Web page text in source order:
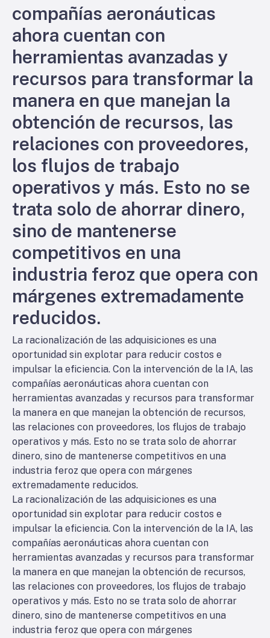
compañías aeronáuticas
ahora cuentan con
herramientas avanzadas y
recursos para transformar la
manera en que manejan la
obtención de recursos, las
relaciones con proveedores,
los flujos de trabajo
operativos y más. Esto no se
trata solo de ahorrar dinero,
sino de mantenerse
competitivos en una
industria feroz que opera con
márgenes extremadamente
reducidos.
La racionalización de las adquisiciones es una
oportunidad sin explotar para reducir costos e
impulsar la eficiencia. Con la intervención de la IA, las
compañías aeronáuticas ahora cuentan con
herramientas avanzadas y recursos para transformar
la manera en que manejan la obtención de recursos,
las relaciones con proveedores, los flujos de trabajo
operativos y más. Esto no se trata solo de ahorrar
dinero, sino de mantenerse competitivos en una
industria feroz que opera con márgenes
extremadamente reducidos.
La racionalización de las adquisiciones es una
oportunidad sin explotar para reducir costos e
impulsar la eficiencia. Con la intervención de la IA, las
compañías aeronáuticas ahora cuentan con
herramientas avanzadas y recursos para transformar
la manera en que manejan la obtención de recursos,
las relaciones con proveedores, los flujos de trabajo
operativos y más. Esto no se trata solo de ahorrar
dinero, sino de mantenerse competitivos en una
industria feroz que opera con márgenes